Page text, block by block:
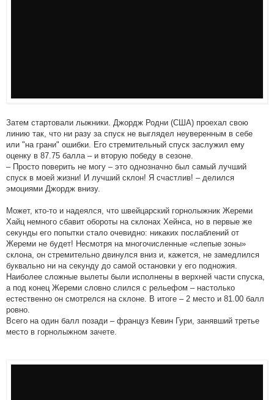
Затем стартовали лыжники. Джордж Родни (США) проехал свою
линию так, что ни разу за спуск не выглядел неуверенным в себе
или "на грани" ошибки. Его стремительный спуск заслужил ему
оценку в 87.75 балла – и вторую победу в сезоне.
– Просто поверить не могу – это однозначно был самый лучший
спуск в моей жизни! И лучший склон! Я счастлив! – делился
эмоциями Джордж внизу.
Может, кто-то и надеялся, что швейцарский горнолыжник Жереми
Хайц немного сбавит обороты на склонах Хейнса, но в первые же
секунды его попытки стало очевидно: никаких послаблений от
Жереми не будет! Несмотря на многочисленные «слепые зоны»
склона, он стремительно двинулся вниз и, кажется, не замедлился
буквально ни на секунду до самой остановки у его подножия.
Наиболее сложные вылеты были исполнены в верхней части спуска,
а под конец Жереми словно слился с рельефом – настолько
естественно он смотрелся на склоне. В итоге – 2 место и 81.00 балл
ровно.
Всего на один балл позади – француз Кевин Гури, занявший третье
место в горнолыжном зачете.